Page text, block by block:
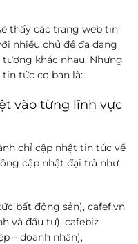
thấy các trang web tin
nhiều chủ đề đa dạng
khác nhau. Nhưng
tức cơ bản là:
vào từng lĩnh vực
chỉ cập nhật tin tức về
cập nhật đại trà như
bất động sản), cafef.vn
và đầu tư), cafebiz
– doanh nhân),